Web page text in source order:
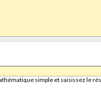
simple et saisissez le